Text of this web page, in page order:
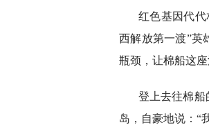
红色基因代
西解放第一渡”
瓶颈，让棉船这座
登上去往棉船
岛，自豪地说：“